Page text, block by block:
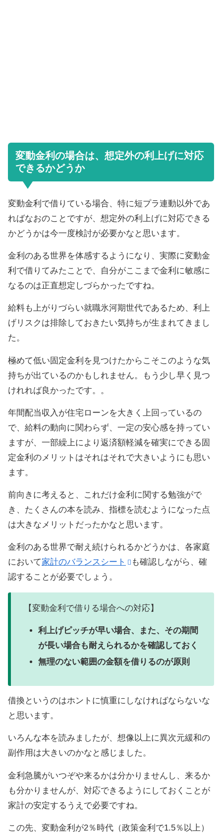
変動金利の場合は、想定外の利上げに対応
できるかどうか
変動金利で借りている場合、特に短プラ連動以外であ
ればなおのことですが、想定外の利上げに対応できる
かどうかは今一度検討が必要かなと思います。
金利のある世界を体感するようになり、実際に変動金
利で借りてみたことで、自分がここまで金利に敏感に
なるのは正直想定しづらかったですね。
給料も上がりづらい就職氷河期世代であるため、利上
げリスクは排除しておきたい気持ちが生まれてきまし
た。
極めて低い固定金利を見つけたからこそこのような気
持ちが出ているのかもしれません。もう少し早く見つ
けれれば良かったです。。
年間配当収入が住宅ローンを大きく上回っているの
で、給料の動向に関わらず、一定の安心感を持ってい
ますが、一部繰上により返済額軽減を確実にできる固
定金利のメリットはそれはそれで大きいようにも思い
ます。
前向きに考えると、これだけ金利に関する勉強がで
き、たくさんの本を読み、指標を読むようになった点
は大きなメリットだったかなと思います。
金利のある世界で耐え続けられるかどうかは、各家庭
において家計のバランスシート
も確認しながら、確
認することが必要でしょう。
【変動金利で借りる場合への対応】
利上げピッチが早い場合、また、その期間
が長い場合も耐えられるかを確認しておく
無理のない範囲の金額を借りるのが原則
借換というのはホントに慎重にしなければならないな
と思います。
いろんな本を読みましたが、想像以上に異次元緩和の
副作用は大きいのかなと感じました。
金利急騰がいつぞや来るかは分かりませんし、来るか
も分かりませんが、対応できるようにしておくことが
家計の安定するうえで必要ですね。
この先、変動金利が2％時代（政策金利で1.5％以上）